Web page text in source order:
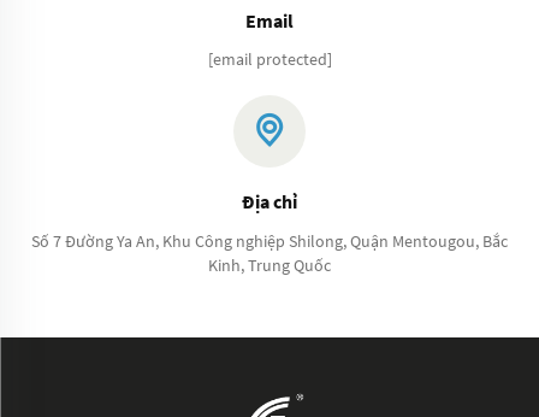
Email
[email protected]
Địa chỉ
Số 7 Đường Ya An, Khu Công nghiệp Shilong, Quận Mentougou, Bắc
Kinh, Trung Quốc